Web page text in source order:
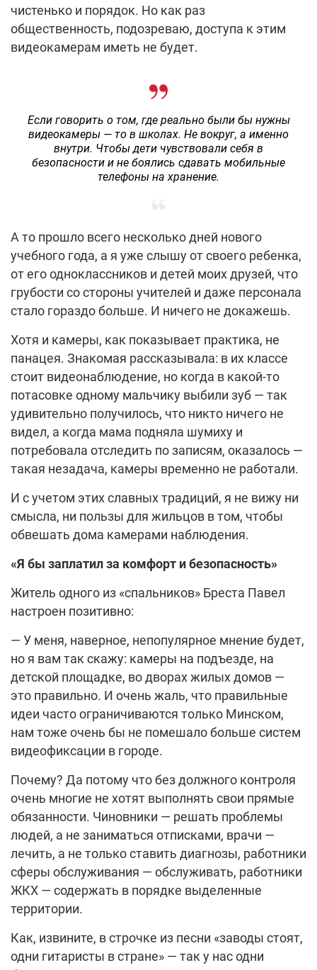
чистенько и порядок. Но как раз
общественность, подозреваю, доступа к этим
видеокамерам иметь не будет.
Если говорить о том, где реально были бы нужны
видеокамеры — то в школах. Не вокруг, а именно
внутри. Чтобы дети чувствовали себя в
безопасности и не боялись сдавать мобильные
телефоны на хранение.
А то прошло всего несколько дней нового
учебного года, а я уже слышу от своего ребенка,
от его одноклассников и детей моих друзей, что
грубости со стороны учителей и даже персонала
стало гораздо больше. И ничего не докажешь.
Хотя и камеры, как показывает практика, не
панацея. Знакомая рассказывала: в их классе
стоит видеонаблюдение, но когда в какой-то
потасовке одному мальчику выбили зуб — так
удивительно получилось, что никто ничего не
видел, а когда мама подняла шумиху и
потребовала отследить по записям, оказалось —
такая незадача, камеры временно не работали.
И с учетом этих славных традиций, я не вижу ни
смысла, ни пользы для жильцов в том, чтобы
обвешать дома камерами наблюдения.
«Я бы заплатил за комфорт и безопасность»
Житель одного из «спальников» Бреста Павел
настроен позитивно:
— У меня, наверное, непопулярное мнение будет,
но я вам так скажу: камеры на подъезде, на
детской площадке, во дворах жилых домов —
это правильно. И очень жаль, что правильные
идеи часто ограничиваются только Минском,
нам тоже очень бы не помешало больше систем
видеофиксации в городе.
Почему? Да потому что без должного контроля
очень многие не хотят выполнять свои прямые
обязанности. Чиновники — решать проблемы
людей, а не заниматься отписками, врачи —
лечить, а не только ставить диагнозы, работники
сферы обслуживания — обслуживать, работники
ЖКХ — содержать в порядке выделенные
территории.
Как, извините, в строчке из песни «заводы стоят,
одни гитаристы в стране» — так у нас одни